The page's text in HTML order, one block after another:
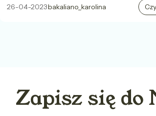
26-04-2023bakaliano_karolina
Zapisz się do